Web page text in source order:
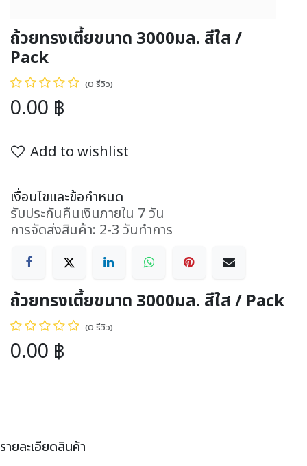
ถ้วยทรงเตี้ยขนาด 3000มล. สีใส /
Pack
(0 รีวิว)
0.00 ฿
Add to wishlist
เงื่อนไขและข้อกำหนด
รับประกันคืนเงินภายใน 7 วัน
การจัดส่งสินค้า: 2-3 วันทำการ
ถ้วยทรงเตี้ยขนาด 3000มล. สีใส / Pack
(0 รีวิว)
0.00 ฿
รายละเอียดสินค้า